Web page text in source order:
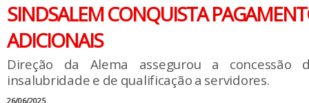
SINDSALEM CONQUISTA
ADICIONAIS
Direção da Alema assegurou a concessão
insalubridade e de qualificação a servidores.
26/06/2025